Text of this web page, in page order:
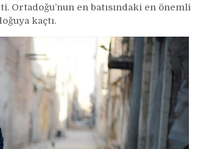
Ortadoğu’nun en batısındaki en önemli
kaçtı.